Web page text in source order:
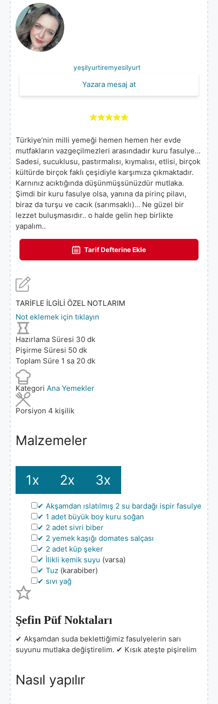
yeşilyurtiremyesilyurt
Yazara mesaj at
Türkiye’nin milli yemeği hemen hemen her evde
mutfakların vazgeçilmezleri arasındadır kuru fasulye…
Sadesi, sucuklusu, pastırmalısı, kıymalısı, etlisi, birçok
kültürde birçok faklı çeşidiyle karşımıza çıkmaktadır.
Karnınız acıktığında düşünmüşsünüzdür mutlaka.
Şimdi bir kuru fasulye olsa, yanına da pirinç pilavı,
biraz da turşu ve cacık (sarımsaklı)… Ne güzel bir
lezzet buluşmasıdır.. o halde gelin hep birlikte
yapalım..
Tarif Defterine Ekle
TARİFLE İLGİLİ ÖZEL NOTLARIM
Not eklemek için tıklayın
Hazırlama Süresi 30 dk
Pişirme Süresi 50 dk
Toplam Süre 1 sa 20 dk
Kategori Ana Yemekler
Porsiyon 4 kişilik
Malzemeler
1x 2x 3x
▢
✔ Akşamdan ıslatılmış 2 su bardağı ispir fasulye
▢
✔ 1 adet büyük boy kuru soğan
▢
✔ 2 adet sivri biber
▢
✔ 2 yemek kaşığı domates salçası
▢
✔ 2 adet küp şeker
▢
✔ İlikli kemik suyu (varsa)
▢
✔ Tuz (karabiber)
▢
✔ sıvı yağ
Şefin Püf Noktaları
✔ Akşamdan suda beklettiğimiz fasulyelerin sarı
suyunu mutlaka değiştirelim. ✔ Kısık ateşte pişirelim
Nasıl yapılır